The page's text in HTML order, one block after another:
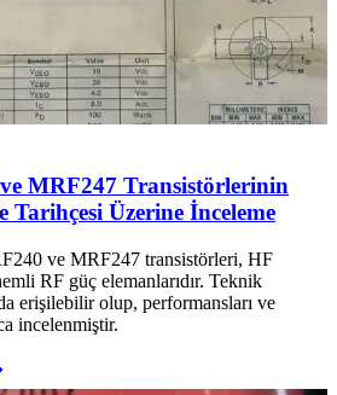
MRF247 Transistörlerinin
Üzerine İnceleme
ve MRF247 transistörleri, HF
RF güç elemanlarıdır. Teknik
erişilebilir olup, performansları ve
incelenmiştir.